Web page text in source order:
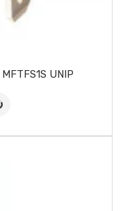
UNIP